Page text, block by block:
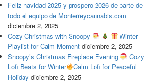
Feliz navidad 2025 y prospero 2026 de parte de
todo el equipo de Monterreycannabis.com
diciembre 2, 2025
Cozy Christmas with Snoopy
Winter
Playlist for Calm Moment diciembre 2, 2025
Snoopy’s Christmas Fireplace Evening
Cozy
Lofi Beats for Winter
Calm Lofi for Peaceful
Holiday diciembre 2, 2025